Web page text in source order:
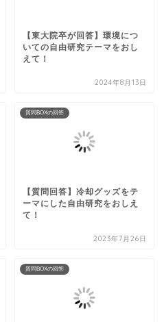
【東大院卒が回答】環境につ
いての自由研究テーマをおし
えて！
2024年8月13日
質問BOXの回答
【質問回答】冷却グッズをテ
ーマにした自由研究をおしえ
て！
2023年7月26日
質問BOXの回答